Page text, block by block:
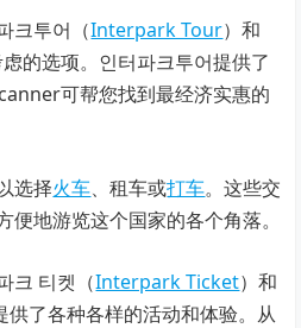
크투어（Interpark Tour）和
的选项。인터파크투어提供了
可帮您找到最经济实惠的
选择火车、租车或打车。这些交
地游览这个国家的各个角落。
크 티켓（Interpark Ticket）和
供了各种各样的活动和体验。从